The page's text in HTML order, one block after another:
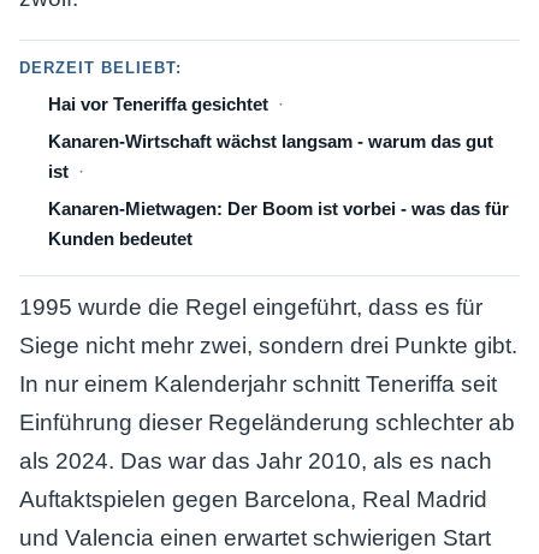
DERZEIT BELIEBT:
Hai vor Teneriffa gesichtet
Kanaren-Wirtschaft wächst langsam - warum das gut
ist
Kanaren-Mietwagen: Der Boom ist vorbei - was das für
Kunden bedeutet
1995 wurde die Regel eingeführt, dass es für
Siege nicht mehr zwei, sondern drei Punkte gibt.
In nur einem Kalenderjahr schnitt Teneriffa seit
Einführung dieser Regeländerung schlechter ab
als 2024. Das war das Jahr 2010, als es nach
Auftaktspielen gegen Barcelona, Real Madrid
und Valencia einen erwartet schwierigen Start